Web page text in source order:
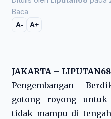
Baca
A- A+
JAKARTA –
Pengembangan
gotong royong untuk
tidak mampu di